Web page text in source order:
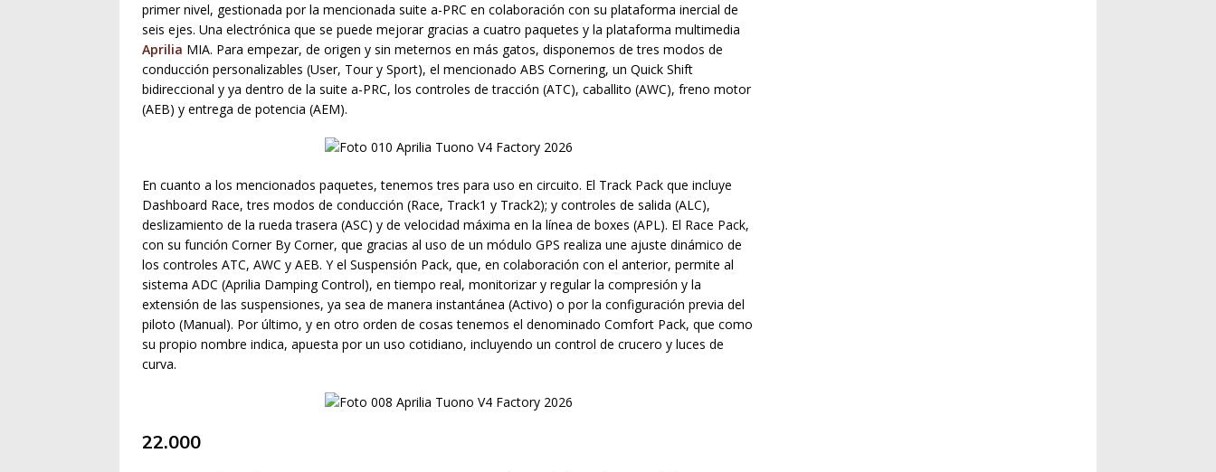
primer nivel, gestionada por la mencionada suite a-PRC en colaboración con su plataforma inercial de
seis ejes. Una electrónica que se puede mejorar gracias a cuatro paquetes y la plataforma multimedia
Aprilia MIA. Para empezar, de origen y sin meternos en más gatos, disponemos de tres modos de
conducción personalizables (User, Tour y Sport), el mencionado ABS Cornering, un Quick Shift
bidireccional y ya dentro de la suite a-PRC, los controles de tracción (ATC), caballito (AWC), freno motor
(AEB) y entrega de potencia (AEM).
En cuanto a los mencionados paquetes, tenemos tres para uso en circuito. El Track Pack que incluye
Dashboard Race, tres modos de conducción (Race, Track1 y Track2); y controles de salida (ALC),
deslizamiento de la rueda trasera (ASC) y de velocidad máxima en la línea de boxes (APL). El Race Pack,
con su función Corner By Corner, que gracias al uso de un módulo GPS realiza une ajuste dinámico de
los controles ATC, AWC y AEB. Y el Suspensión Pack, que, en colaboración con el anterior, permite al
sistema ADC (Aprilia Damping Control), en tiempo real, monitorizar y regular la compresión y la
extensión de las suspensiones, ya sea de manera instantánea (Activo) o por la configuración previa del
piloto (Manual). Por último, y en otro orden de cosas tenemos el denominado Comfort Pack, que como
su propio nombre indica, apuesta por un uso cotidiano, incluyendo un control de crucero y luces de
curva.
22.000